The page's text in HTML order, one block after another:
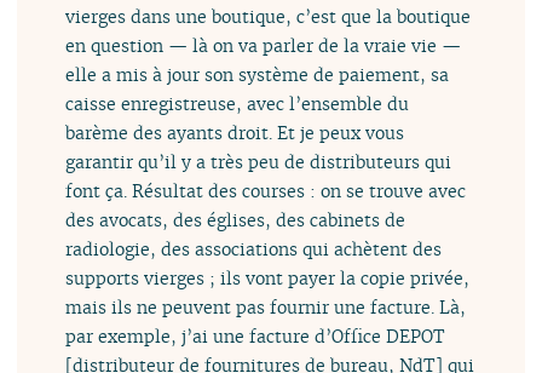
vierges dans une boutique, c’est que la boutique
en question — là on va parler de la vraie vie —
elle a mis à jour son système de paiement, sa
caisse enregistreuse, avec l’ensemble du
barème des ayants droit. Et je peux vous
garantir qu’il y a très peu de distributeurs qui
font ça. Résultat des courses : on se trouve avec
des avocats, des églises, des cabinets de
radiologie, des associations qui achètent des
supports vierges ; ils vont payer la copie privée,
mais ils ne peuvent pas fournir une facture. Là,
par exemple, j’ai une facture d’Office DEPOT
[distributeur de fournitures de bureau, NdT] qui